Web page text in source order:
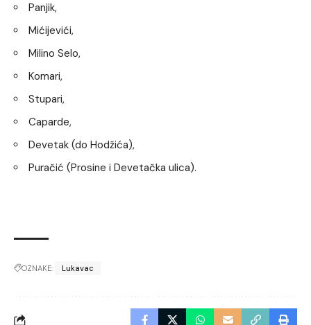
Panjik,
Mićijevići,
Milino Selo,
Komari,
Stupari,
Caparde,
Devetak (do Hodžića),
Puračić (Prosine i Devetačka ulica).
OZNAKE: Lukavac